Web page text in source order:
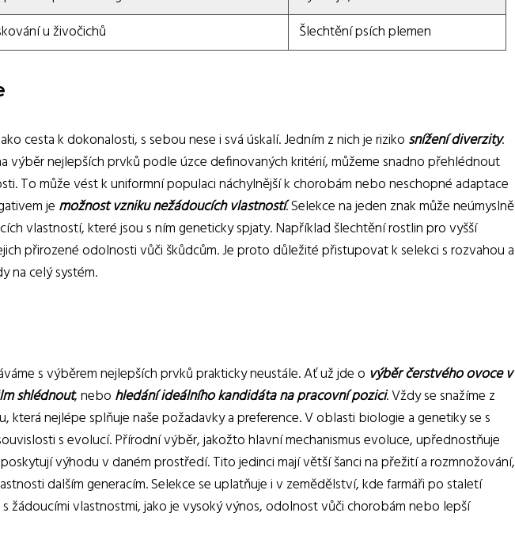
u živočichů Šlechtění psích plemen
cesta k dokonalosti, s sebou nese i svá úskalí. Jedním z nich je riziko snížení diverzity.
výběr nejlepších prvků podle úzce definovaných kritérií, můžeme snadno přehlédnout
To může vést k uniformní populaci náchylnější k chorobám nebo neschopné adaptace
je možnost vzniku nežádoucích vlastností. Selekce na jeden znak může neúmyslně
vlastností, které jsou s ním geneticky spjaty. Například šlechtění rostlin pro vyšší
přirozené odolnosti vůči škůdcům. Je proto důležité přistupovat k selekci s rozvahou a
na celý systém.
s výběrem nejlepších prvků prakticky neustále. Ať už jde o výběr čerstvého ovoce v
shlédnout, nebo hledání ideálního kandidáta na pracovní pozici. Vždy se snažíme z
nejlépe splňuje naše požadavky a preference. V oblasti biologie a genetiky se s
s evolucí. Přírodní výběr, jakožto hlavní mechanismus evoluce, upřednostňuje
výhodu v daném prostředí. Tito jedinci mají větší šanci na přežití a rozmnožování,
dalším generacím. Selekce se uplatňuje i v zemědělství, kde farmáři po staletí
žádoucími vlastnostmi, jako je vysoký výnos, odolnost vůči chorobám nebo lepší